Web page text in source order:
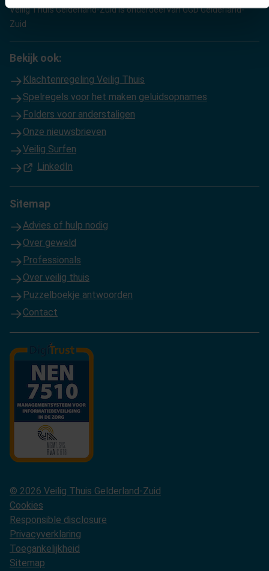
Veilig Thuis Gelderland-Zuid is onderdeel van GGD Gelderland-
Zuid
Bekijk ook:
Klachtenregeling Veilig Thuis
Spelregels voor het maken geluidsopnames
Folders voor anderstaligen
Onze nieuwsbrieven
Veilig Surfen
LinkedIn
(Opent in een nieuw tabblad)
Sitemap
Advies of hulp nodig
Over geweld
Professionals
Over veilig thuis
Puzzelboekje antwoorden
Contact
© 2026 Veilig Thuis Gelderland-Zuid
Cookies
Responsible disclosure
Privacyverklaring
Toegankelijkheid
Sitemap